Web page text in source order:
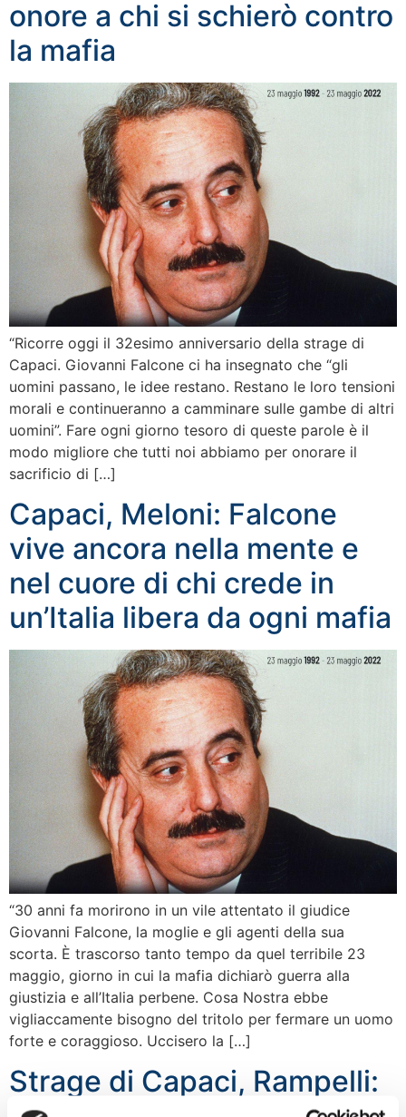
onore a chi si schierò contro
la mafia
“Ricorre oggi il 32esimo anniversario della strage di
Capaci. Giovanni Falcone ci ha insegnato che “gli
uomini passano, le idee restano. Restano le loro tensioni
morali e continueranno a camminare sulle gambe di altri
uomini”. Fare ogni giorno tesoro di queste parole è il
modo migliore che tutti noi abbiamo per onorare il
sacrificio di […]
Capaci, Meloni: Falcone
vive ancora nella mente e
nel cuore di chi crede in
un’Italia libera da ogni mafia
“30 anni fa morirono in un vile attentato il giudice
Giovanni Falcone, la moglie e gli agenti della sua
scorta. È trascorso tanto tempo da quel terribile 23
maggio, giorno in cui la mafia dichiarò guerra alla
giustizia e all’Italia perbene. Cosa Nostra ebbe
vigliaccamente bisogno del tritolo per fermare un uomo
forte e coraggioso. Uccisero la […]
Strage di Capaci, Rampelli: